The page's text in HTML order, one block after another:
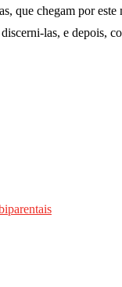
que chegam por
las, e depois,